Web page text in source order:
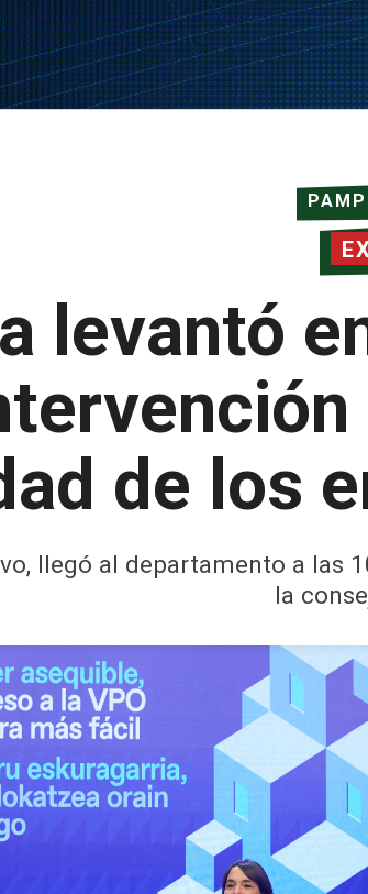
levantó
de los
llegó al departamento a las
la